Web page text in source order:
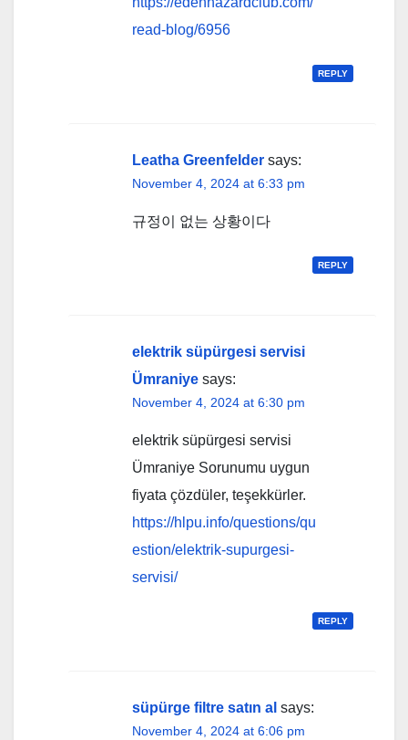
read-blog/6956
REPLY
Leatha Greenfelder says:
November 4, 2024 at 6:33 pm
규정이 없는 상황이다
REPLY
elektrik süpürgesi servisi
Ümraniye says:
November 4, 2024 at 6:30 pm
elektrik süpürgesi servisi
Ümraniye Sorunumu uygun
fiyata çözdüler, teşekkürler.
https://hlpu.info/questions/qu
estion/elektrik-supurgesi-
servisi/
REPLY
süpürge filtre satın al says:
November 4, 2024 at 6:06 pm